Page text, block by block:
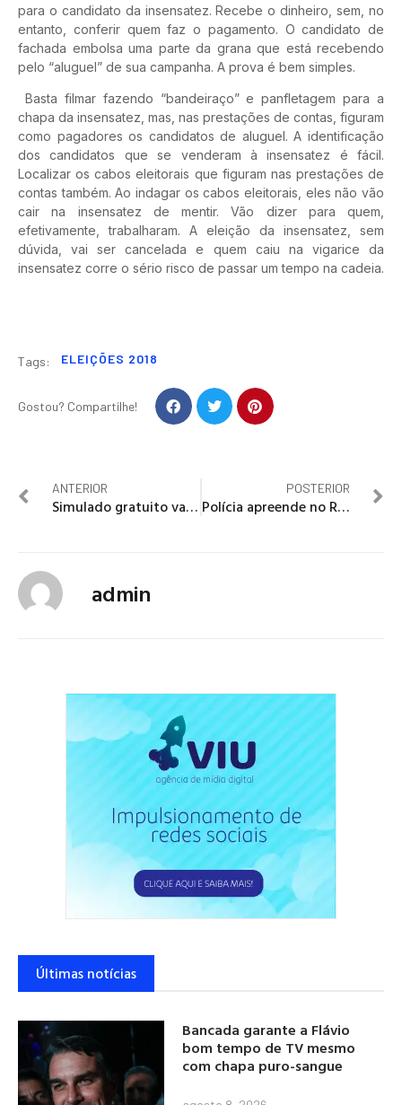
para o candidato da insensatez. Recebe o dinheiro, sem, no
entanto, conferir quem faz o pagamento. O candidato de
fachada embolsa uma parte da grana que está recebendo
pelo “aluguel” de sua campanha. A prova é bem simples.
Basta filmar fazendo “bandeiraço” e panfletagem para a
chapa da insensatez, mas, nas prestações de contas, figuram
como pagadores os candidatos de aluguel. A identificação
dos candidatos que se venderam à insensatez é fácil.
Localizar os cabos eleitorais que figuram nas prestações de
contas também. Ao indagar os cabos eleitorais, eles não vão
cair na insensatez de mentir. Vão dizer para quem,
efetivamente, trabalharam. A eleição da insensatez, sem
dúvida, vai ser cancelada e quem caiu na vigarice da
insensatez corre o sério risco de passar um tempo na cadeia.
Tags: ELEIÇÕES 2018
Gostou? Compartilhe!
ANTERIOR
Simulado gratuito vai testar os conhecimentos dos concursandos para o MPU
POSTERIOR
Polícia apreende no Rio 100 quilos de maconha escondidos em camionete
admin
Últimas notícias
Bancada garante a Flávio
bom tempo de TV mesmo
com chapa puro-sangue